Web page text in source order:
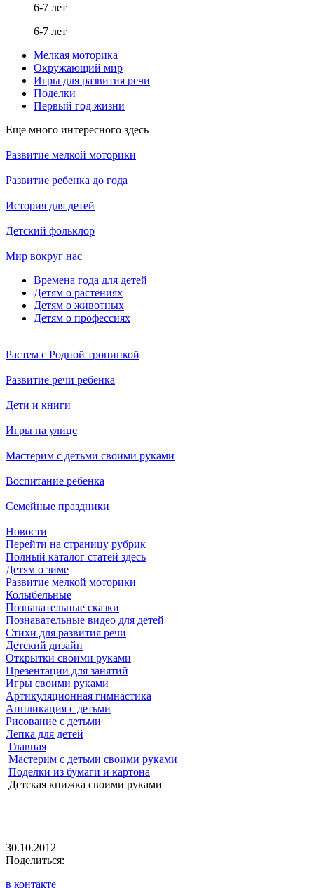
6-7 лет
6-7 лет
Мелкая моторика
Окружающий мир
Игры для развития речи
Поделки
Первый год жизни
Еще много интересного здесь
Развитие мелкой моторики
Развитие ребенка до года
История для детей
Детский фольклор
Мир вокруг нас
Времена года для детей
Детям о растениях
Детям о животных
Детям о профессиях
Растем с Родной тропинкой
Развитие речи ребенка
Дети и книги
Игры на улице
Мастерим с детьми своими руками
Воспитание ребенка
Семейные праздники
Новости
Перейти на страницу рубрик
Полный каталог статей здесь
Детям о зиме
Развитие мелкой моторики
Колыбельные
Познавательные сказки
Познавательные видео для детей
Стихи для развития речи
Детский дизайн
Открытки своими руками
Презентации для занятий
Игры своими руками
Артикуляционная гимнастика
Аппликация с детьми
Рисование с детьми
Лепка для детей
Главная
Мастерим с детьми своими руками
Поделки из бумаги и картона
Детская книжка своими руками
30.10.2012
Поделиться:
в контакте